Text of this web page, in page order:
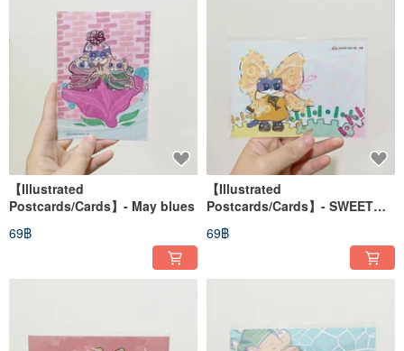
【Illustrated
Postcards/Cards】- May blues
69฿
【Illustrated
Postcards/Cards】- SWEET
BABY
69฿